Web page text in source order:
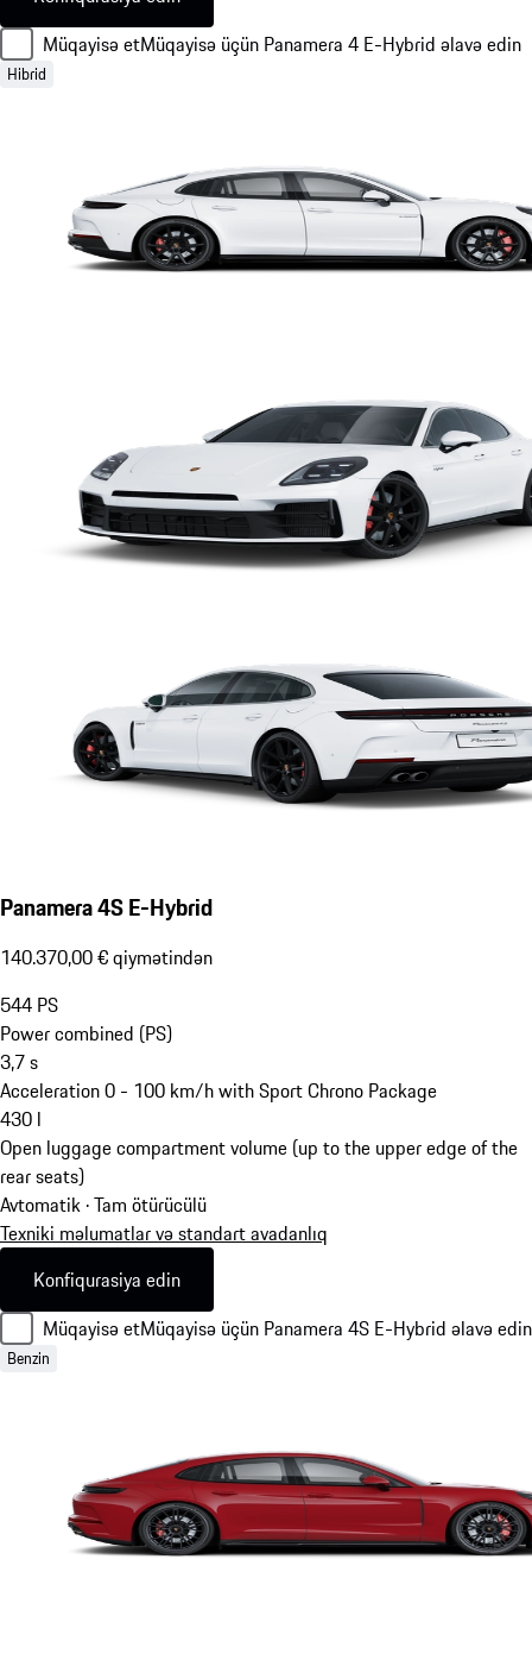
Müqayisə etMüqayisə üçün Panamera 4 E-Hybrid əlavə edin
Hibrid
Panamera 4S E-Hybrid
140.370,00 € qiymətindən
544 PS
Power combined (PS)
3,7s
Acceleration 0 - 100 km/h with Sport Chrono Package
430 l
Open luggage compartment volume (up to the upper edge of the
rear seats)
Avtomatik · Tam ötürücülü
Texniki məlumatlar və standart avadanlıq
Konfiqurasiya edin
Müqayisə etMüqayisə üçün Panamera 4S E-Hybrid əlavə edin
Benzin